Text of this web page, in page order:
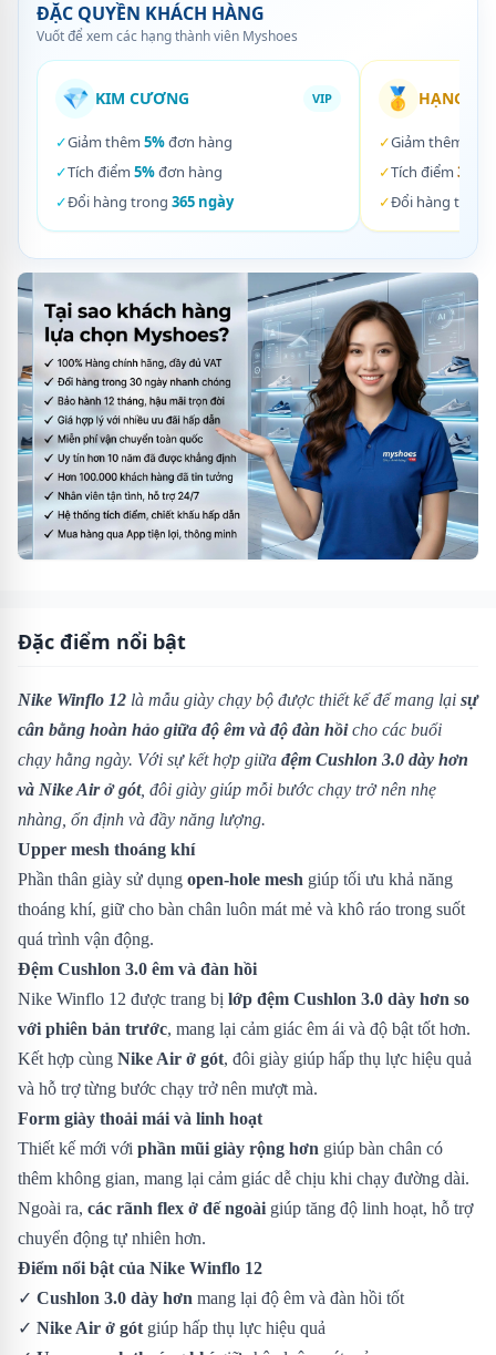
ĐẶC QUYỀN KHÁCH HÀNG
Vuốt để xem các hạng thành viên Myshoes
💎 KIM CƯƠNG VIP
✓Giảm thêm 5%đơn hàng
✓Tích điểm 5%đơn hàng
✓Đổi hàng trong 365 ngày
🥇 HẠNG
✓Giảm thêm
✓Tích điểm 3%
✓Đổi hàng trong
Đặc điểm nổi bật
Nike Winflo 12 là mẫu giày chạy bộ được thiết kế để mang lại sự
cân bằng hoàn hảo giữa độ êm và độ đàn hồicho các buổi
chạy hằng ngày. Với sự kết hợp giữa đệm Cushlon 3.0 dày hơn
và Nike Air ở gót, đôi giày giúp mỗi bước chạy trở nên nhẹ
nhàng, ổn định và đầy năng lượng.
Upper mesh thoáng khí
Phần thân giày sử dụng open-hole mesh giúp tối ưu khả năng
thoáng khí, giữ cho bàn chân luôn mát mẻ và khô ráo trong suốt
quá trình vận động.
Đệm Cushlon 3.0 êm và đàn hồi
Nike Winflo 12 được trang bị lớp đệm Cushlon 3.0 dày hơn so
với phiên bản trước, mang lại cảm giác êm ái và độ bật tốt hơn.
Kết hợp cùng Nike Air ở gót, đôi giày giúp hấp thụ lực hiệu quả
và hỗ trợ từng bước chạy trở nên mượt mà.
Form giày thoải mái và linh hoạt
Thiết kế mới với phần mũi giày rộng hơn giúp bàn chân có
thêm không gian, mang lại cảm giác dễ chịu khi chạy đường dài.
Ngoài ra, các rãnh flex ở đế ngoài giúp tăng độ linh hoạt, hỗ trợ
chuyển động tự nhiên hơn.
Điểm nổi bật của Nike Winflo 12
✓ Cushlon 3.0 dày hơn mang lại độ êm và đàn hồi tốt
✓ Nike Air ở gót giúp hấp thụ lực hiệu quả